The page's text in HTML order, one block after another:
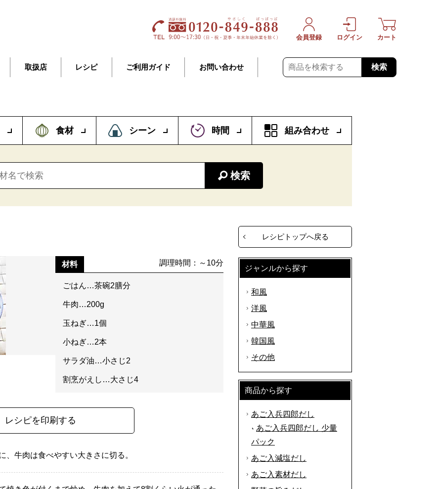
取扱店 レシピ ご利用ガイド お問い合わせ 検索
会員登録 ログイン カート
食材 シーン 時間 組み合わせ
検索
材料 調理時間：～10分
ごはん…茶碗2膳分
牛肉…200g
玉ねぎ…1個
小ねぎ…2本
サラダ油…小さじ2
割烹がえし…大さじ4
レシピを印刷する
、牛肉は食べやすい大きさに切る。
レシピトップへ戻る
ジャンルから探す
和風
洋風
中華風
韓国風
その他
商品から探す
あご入兵四郎だし
あご入兵四郎だし 少量
パック
あご入減塩だし
あご入素材だし